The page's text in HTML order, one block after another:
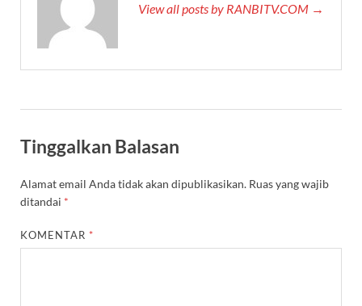
View all posts by RANBITV.COM →
Tinggalkan Balasan
Alamat email Anda tidak akan dipublikasikan. Ruas yang wajib
ditandai *
KOMENTAR *